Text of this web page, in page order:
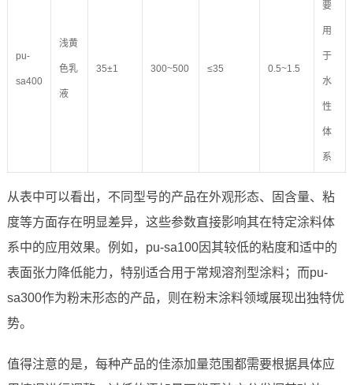
pu-
sa400
浅黄
色乳
液
35±1 300~500 ≤35 0.5~1.5
要
用
于
水
性
体
系
从表中可以看出，不同型号的产品在外观形态、固含量、粘
度等方面存在明显差异，这些参数直接影响其在特定涂料体
系中的应用效果。例如，pu-sa100因其较低的粘度和适中的
表面张力降低能力，特别适合用于常规溶剂型涂料；而pu-
sa300作为粉末形态的产品，则在粉末涂料领域展现出独特优
势。
值得注意的是，每种产品的佳添加量范围都需要根据具体应